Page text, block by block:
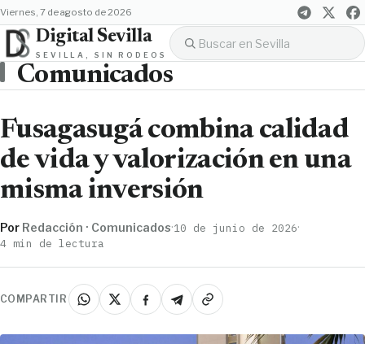
viernes, 7 de agosto de 2026
Digital Sevilla
SEVILLA, SIN RODEOS
Comunicados
Fusagasugá combina calidad
de vida y valorización en una
misma inversión
Por Redacción · Comunicados·10 de junio de 2026·
4 min de lectura
COMPARTIR